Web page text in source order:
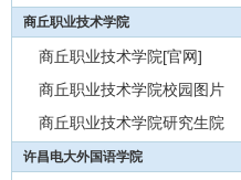
商丘职业技术学院
商丘职业技术学院[官网]
商丘职业技术学院校园图片
商丘职业技术学院研究生院
许昌电大外国语学院